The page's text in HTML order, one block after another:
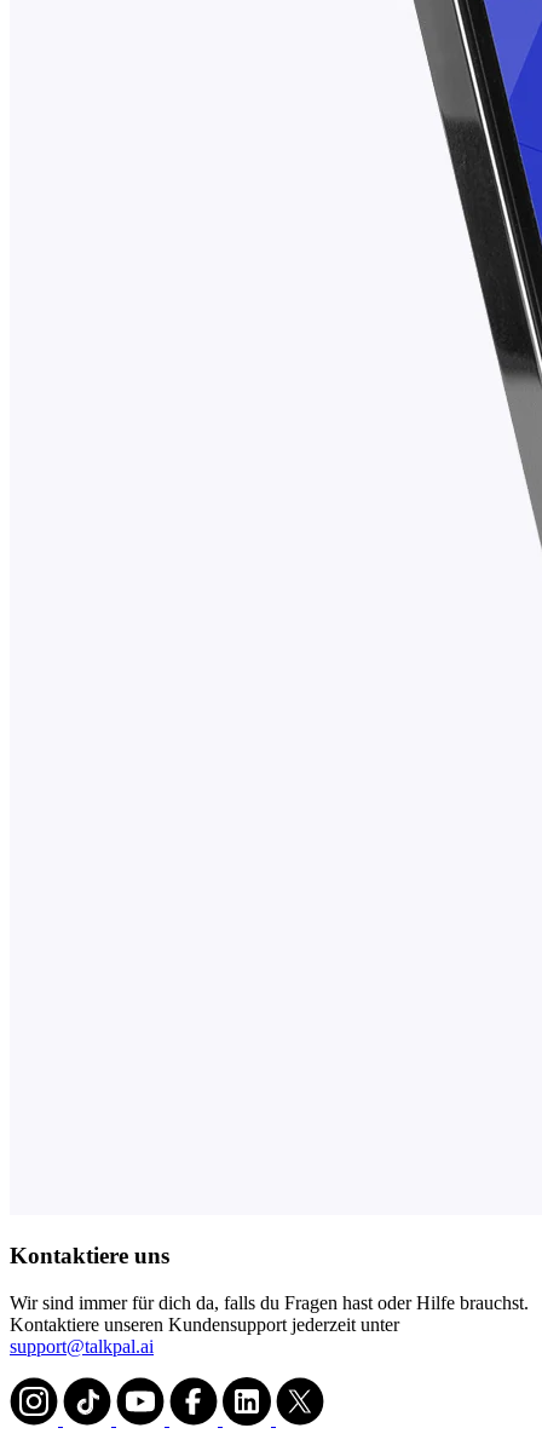
Kontaktiere uns
Wir sind immer für dich da, falls du Fragen hast oder Hilfe brauchst.
Kontaktiere unseren Kundensupport jederzeit unter
support@talkpal.ai